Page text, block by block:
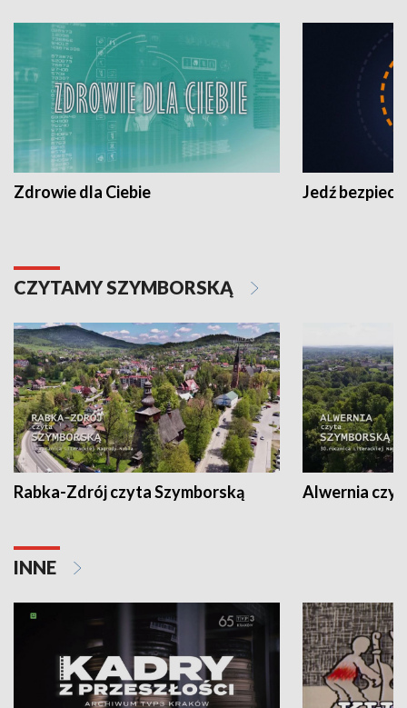
Zdrowie dla Ciebie Jedź
CZYTAMY SZYMBORSKĄ
Rabka-Zdrój czyta Szymborską Alwernia
INNE